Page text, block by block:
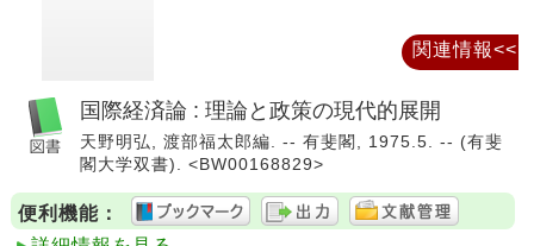
国際経済論 : 理論と政策の現代的展開
天野明弘, 渡部福太郎編. -- 有斐閣, 1975.5. -- (有斐
閣大学双書). <BW00168829>
便利機能：
関連情報<<